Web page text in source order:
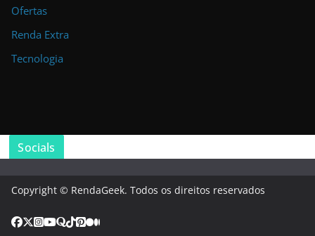
Ofertas
Renda Extra
Tecnologia
Socials
Copyright © RendaGeek. Todos os direitos reservados